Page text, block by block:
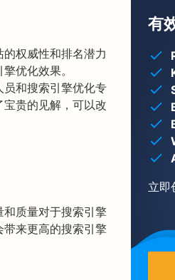
权威性和排名潜力
优化效果。
和搜索引擎优化专
贵的见解，可以改
质量对于搜索引擎
来更高的搜索引擎
有
立即